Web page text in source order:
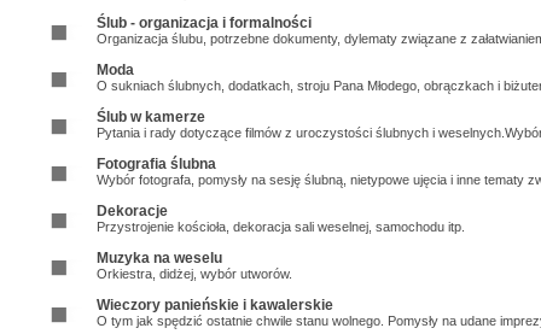
Ślub - organizacja i formalności
Organizacja ślubu, potrzebne dokumenty, dylematy związane z
Moda
O sukniach ślubnych, dodatkach, stroju Pana Młodego, obrączkach i
Ślub w kamerze
Pytania i rady dotyczące filmów z uroczystości ślubnych i
Fotografia ślubna
Wybór fotografa, pomysły na sesję ślubną, nietypowe ujęcia i inne tematy
Dekoracje
Przystrojenie kościoła, dekoracja sali weselnej, samochodu itp.
Muzyka na weselu
Orkiestra, didżej, wybór utworów.
Wieczory panieńskie i kawalerskie
O tym jak spędzić ostatnie chwile stanu wolnego. Pomysły na udane